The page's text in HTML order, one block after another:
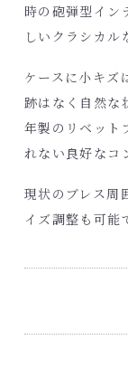
時の砲弾型イン
しいクラシカル
ケースに小キズ
跡はなく自然な
年製のリベット
れない良好なコ
現状のブレス周
イズ調整も可能